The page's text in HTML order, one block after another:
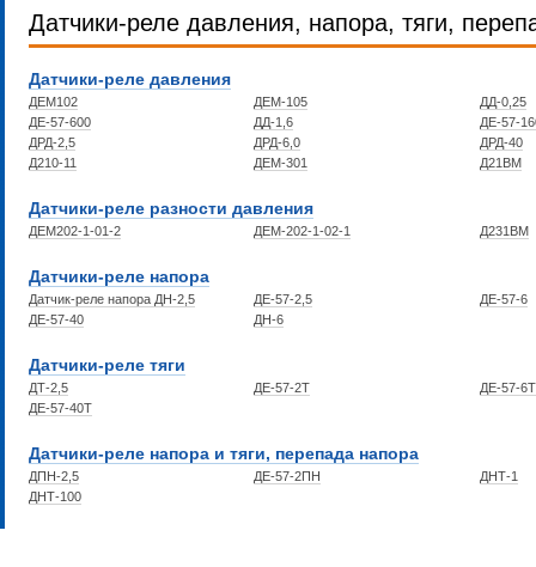
Датчики-реле давления, напора, тяги,
Датчики-реле давления
ДЕМ102
ДЕ-57-600
ДРД-2,5
Д210-11
ДЕМ-105
ДД-1,6
ДРД-6,0
ДЕМ-301
ДД-0,25
ДЕ-57-
ДРД-40
Д21ВМ
Датчики-реле разности давления
ДЕМ202-1-01-2 ДЕМ-202-1-02-1 Д231ВМ
Датчики-реле напора
Датчик-реле напора ДН-2,5
ДЕ-57-40
ДЕ-57-2,5
ДН-6
ДЕ-57-6
Датчики-реле тяги
ДТ-2,5
ДЕ-57-40Т
ДЕ-57-2Т ДЕ-57-6Т
Датчики-реле напора и тяги, перепада напора
ДПН-2,5
ДНТ-100
ДЕ-57-2ПН ДНТ-1